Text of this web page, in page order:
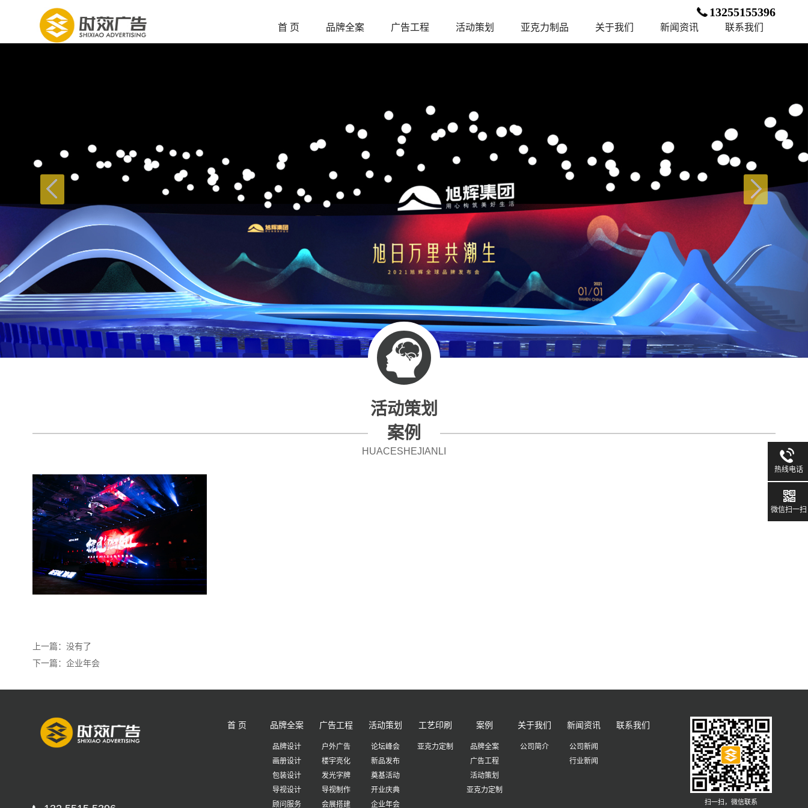
13255155396
首 页 品牌全案 广告工程 活动策划 亚克力制品 关于我们 新闻资讯 联系我们
活动策划
案例
HUACESHEJIANLI
上一篇：没有了
下一篇： 企业年会
首 页 品牌全案
品牌设计
画册设计
包装设计
导视设计
顾问服务
广告工程
户外广告
楼宇亮化
发光字牌
导视制作
会展搭建
活动策划
论坛峰会
新品发布
奠基活动
开业庆典
企业年会
工艺印刷
亚克力定制
案例
品牌全案
广告工程
活动策划
亚克力定制
关于我们
公司简介
新闻资讯
公司新闻
行业新闻
联系我们
扫一扫，微信联系
热线电话
微信扫一扫